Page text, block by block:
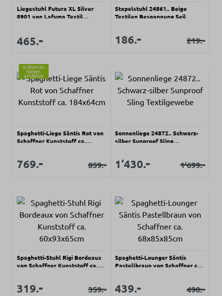
Liegestuhl Futura XL Silver
8901 von Lafuma Textil
Regulärer Preis:
Verkaufspreis:
465.-
Stapelstuhl 24861.. Beige
Textilen Bespannung Seil
Verkaufspreis:
186.- Regulärer
219.-
Spaghetti-Liege Säntis Rot von
Schaffner Kunststoff ca.
Verkaufspreis:
769.- Regulärer Preis:
859.-
Sonnenliege 24872.. Schwarz-
silber Sunproof Sling
Verkaufspreis:
1’430.- Regulärer
1’699.-
Spaghetti-Stuhl Rigi Bordeaux
von Schaffner Kunststoff ca.
Verkaufspreis:
319.- Regulärer Preis:
359.-
Spaghetti-Lounger Säntis
Pastellbraun von Schaffner ca.
Verkaufspreis:
439.- Regulärer
490.-